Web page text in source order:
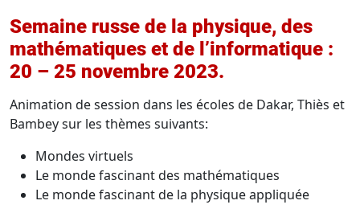
Semaine russe de la physique, des
mathématiques et de l’informatique :
20 – 25 novembre 2023.
Animation de session dans les écoles de Dakar, Thiès et
Bambey sur les thèmes suivants:
Mondes virtuels
Le monde fascinant des mathématiques
Le monde fascinant de la physique appliquée